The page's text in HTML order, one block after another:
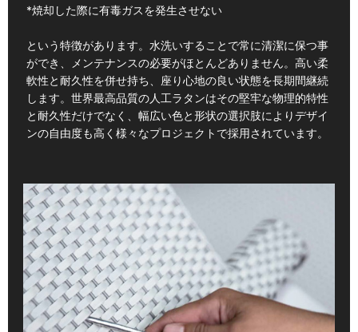
*焼却した際に有毒ガスを発生させない
という特徴があります。水洗いすることで常に清潔に保つ事
ができ、メンテナンスの必要がほとんどありません。高い柔
軟性と耐久性を併せ持ち、座り心地の良い状態を長期間継続
します。世界最高品質の人工ラタンはその堅牢な物理的特性
と耐久性だけでなく、幅広い色と形状の選択肢によりデザイ
ンの自由度も高く様々なプロジェクトで採用されています。